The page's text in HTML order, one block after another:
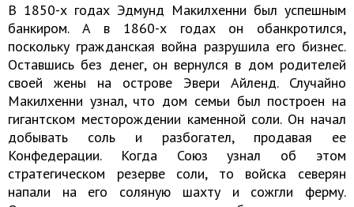
В 1850-х годах Эдмунд Макилхенни был успешным
банкиром. А в 1860-х годах он обанкротился,
поскольку гражданская война разрушила его бизнес.
Оставшись без денег, он вернулся в дом родителей
своей жены на острове Эвери Айленд. Случайно
Макилхенни узнал, что дом семьи был построен на
гигантском месторождении каменной соли. Он начал
добывать соль и разбогател, продавая ее
Конфедерации. Когда Союз узнал об этом
стратегическом резерве соли, то войска северян
напали на его соляную шахту и сожгли ферму.